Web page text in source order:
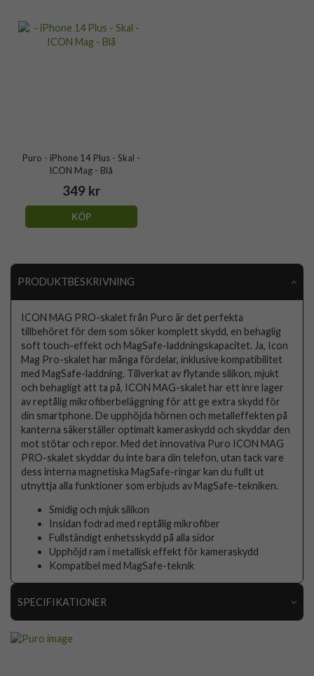
Puro - iPhone 14 Plus - Skal -
ICON Mag - Blå
349 kr
KÖP
PRODUKTBESKRIVNING
ICON MAG PRO-skalet från Puro är det perfekta
tillbehöret för dem som söker komplett skydd, en behaglig
soft touch-effekt och MagSafe-laddningskapacitet. Ja, Icon
Mag Pro-skalet har många fördelar, inklusive kompatibilitet
med MagSafe-laddning. Tillverkat av flytande silikon, mjukt
och behagligt att ta på, ICON MAG-skalet har ett inre lager
av reptålig mikrofiberbeläggning för att ge extra skydd för
din smartphone. De upphöjda hörnen och metalleffekten på
kanterna säkerställer optimalt kameraskydd och skyddar den
mot stötar och repor. Med det innovativa Puro ICON MAG
PRO-skalet skyddar du inte bara din telefon, utan tack vare
dess interna magnetiska MagSafe-ringar kan du fullt ut
utnyttja alla funktioner som erbjuds av MagSafe-tekniken.
Smidig och mjuk silikon
Insidan fodrad med reptålig mikrofiber
Fullständigt enhetsskydd på alla sidor
Upphöjd ram i metallisk effekt för kameraskydd
Kompatibel med MagSafe-teknik
SPECIFIKATIONER